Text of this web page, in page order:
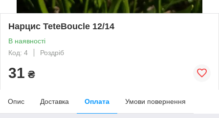
Нарцис TeteBoucle 12/14
В наявності
Код: 4
Роздріб
31 ₴
Опис Доставка Оплата Умови повернення